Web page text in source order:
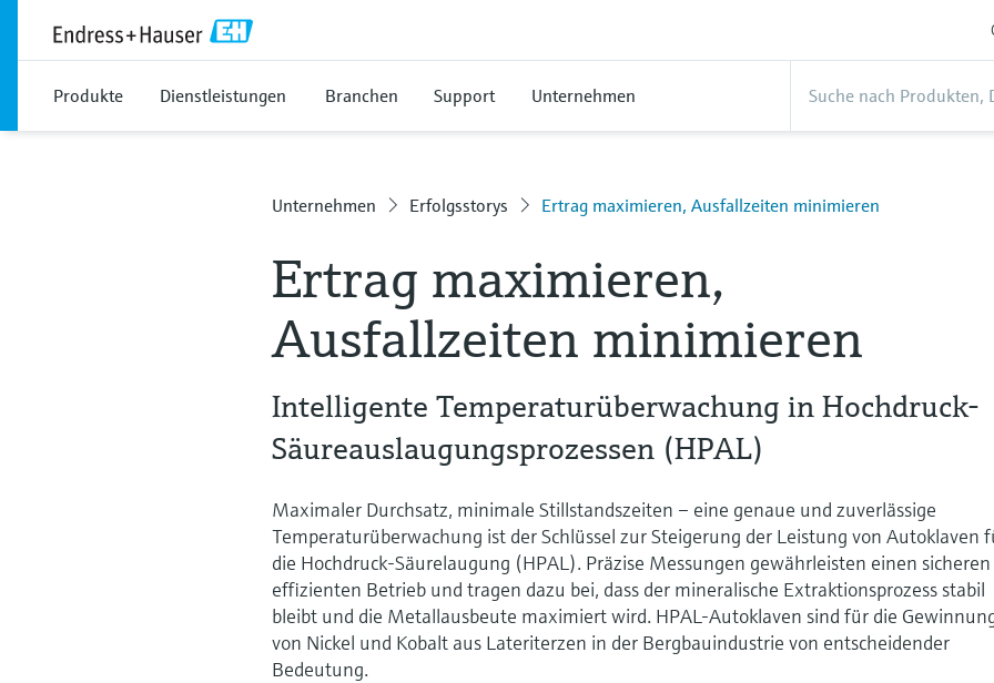
Produkte Dienstleistungen Branchen Support Unternehmen
Unternehmen Erfolgsstorys Ertrag maximieren, Ausfallzeiten minimieren
Ertrag maximieren,
Ausfallzeiten minimieren
Intelligente Temperaturüberwachung in Hochdruck-
Säureauslaugungsprozessen (HPAL)
Maximaler Durchsatz, minimale Stillstandszeiten – eine genaue und zuverlässige
Temperaturüberwachung ist der Schlüssel zur Steigerung der Leistung von Autoklaven
die Hochdruck-Säurelaugung (HPAL). Präzise Messungen gewährleisten einen
effizienten Betrieb und tragen dazu bei, dass der mineralische Extraktionsprozess stabil
bleibt und die Metallausbeute maximiert wird. HPAL-Autoklaven sind für die
von Nickel und Kobalt aus Lateriterzen in der Bergbauindustrie von entscheidender
Bedeutung.